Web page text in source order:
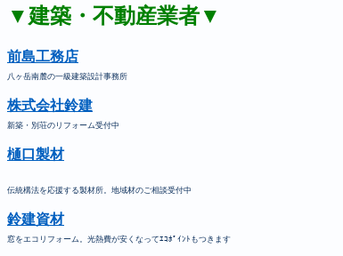
▼建築・不動産業者▼
前島工務店
八ヶ岳南麓の一級建築設計事務所
株式会社鈴建
新築・別荘のリフォーム受付中
樋口製材
伝統構法を応援する製材所。地域材のご相談受付中
鈴建資材
窓をエコリフォーム。光熱費が安くなってｴｺﾎﾟｲﾝﾄもつきます